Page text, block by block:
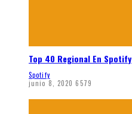
Top 40 Regional En Spotify
Spotify
junio 8, 2020 6579